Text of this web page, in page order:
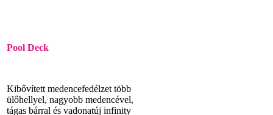
Pool Deck
Kibővített medencefedélzet több
ülőhellyel, nagyobb medencével,
tágas bárral és vadonatúj infinity